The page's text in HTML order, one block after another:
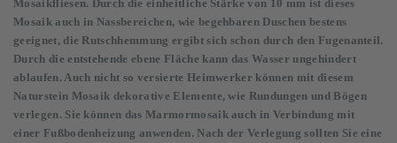
Mosaikfliesen. Durch die einheitliche Stärke von 10 mm ist dieses
Mosaik auch in Nassbereichen, wie begehbaren Duschen bestens
geeignet, die Rutschhemmung ergibt sich schon durch den Fugenanteil.
Durch die entstehende ebene Fläche kann das Wasser ungehindert
ablaufen. Auch nicht so versierte Heimwerker können mit diesem
Naturstein Mosaik dekorative Elemente, wie Rundungen und Bögen
verlegen. Sie können das Marmormosaik auch in Verbindung mit
einer Fußbodenheizung anwenden. Nach der Verlegung sollten Sie eine